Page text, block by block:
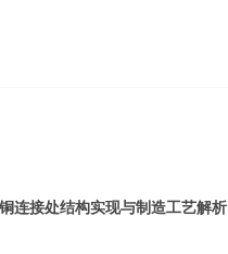
连接处结构实现与制造工艺解析